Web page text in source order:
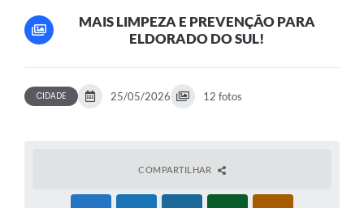
MAIS LIMPEZA E PREVENÇÃO PARA
ELDORADO DO SUL!
CIDADE 25/05/2026 12 fotos
COMPARTILHAR